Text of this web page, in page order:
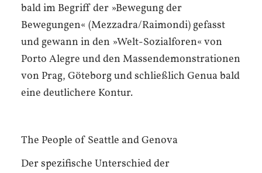
bald im Begriff der »Bewegung der
Bewegungen« (Mezzadra/Raimondi) gefasst
und gewann in den »Welt-Sozialforen« von
Porto Alegre und den Massendemonstrationen
von Prag, Göteborg und schließlich Genua bald
eine deutlichere Kontur.
The People of Seattle and Genova
Der spezifische Unterschied der